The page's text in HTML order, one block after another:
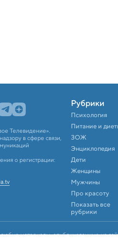
Телевидение».
в сфере связи,
о регистрации:
Рубрики
Психология
Питание и
ЗОЖ
Энциклопедия
Дети
Женщины
Мужчины
Про красоту
Показать все
рубрики
материалы, опубликованные на